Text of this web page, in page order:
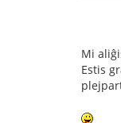
Mi
Estis